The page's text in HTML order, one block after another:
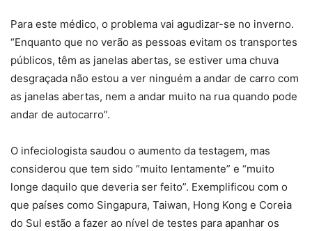
Para este médico, o problema vai agudizar-se no inverno.
“Enquanto que no verão as pessoas evitam os transportes
públicos, têm as janelas abertas, se estiver uma chuva
desgraçada não estou a ver ninguém a andar de carro com
as janelas abertas, nem a andar muito na rua quando pode
andar de autocarro”.
O infeciologista saudou o aumento da testagem, mas
considerou que tem sido “muito lentamente” e “muito
longe daquilo que deveria ser feito”. Exemplificou com o
que países como Singapura, Taiwan, Hong Kong e Coreia
do Sul estão a fazer ao nível de testes para apanhar os